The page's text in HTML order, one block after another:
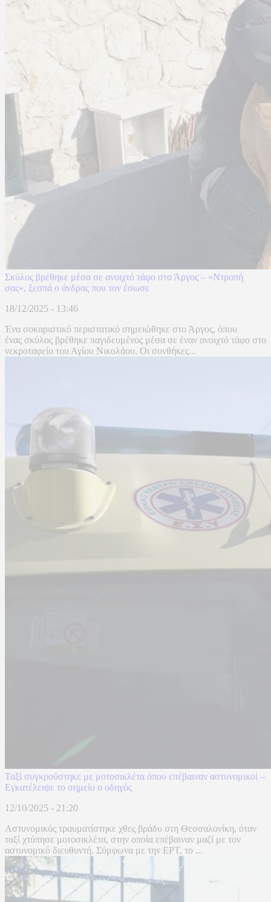
Σκύλος βρέθηκε μέσα σε ανοιχτό τάφο στο Άργος – «Ντροπή
σας», ξεσπά ο άνδρας που τον έσωσε
18/12/2025 - 13:46
Ένα σοκαριστικό περιστατικό σημειώθηκε στο Άργος, όπου
ένας σκύλος βρέθηκε παγιδευμένος μέσα σε έναν ανοιχτό τάφο στο
νεκροταφείο του Αγίου Νικολάου. Οι συνθήκες...
Ταξί συγκρούστηκε με μοτοσικλέτα όπου επέβαιναν αστυνομικοί –
Εγκατέλειψε το σημείο ο οδηγός
12/10/2025 - 21:20
Αστυνομικός τραυματίστηκε χθες βράδυ στη Θεσσαλονίκη, όταν
ταξί χτύπησε μοτοσικλέτα, στην οποία επέβαιναν μαζί με τον
αστυνομικό διευθυντή. Σύμφωνα με την ΕΡΤ, το ...